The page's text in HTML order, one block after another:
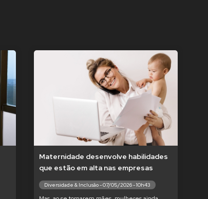
Maternidade desenvolve habilidades
que estão em alta nas empresas
Diversidade & Inclusão - 07/05/2026 - 10h43